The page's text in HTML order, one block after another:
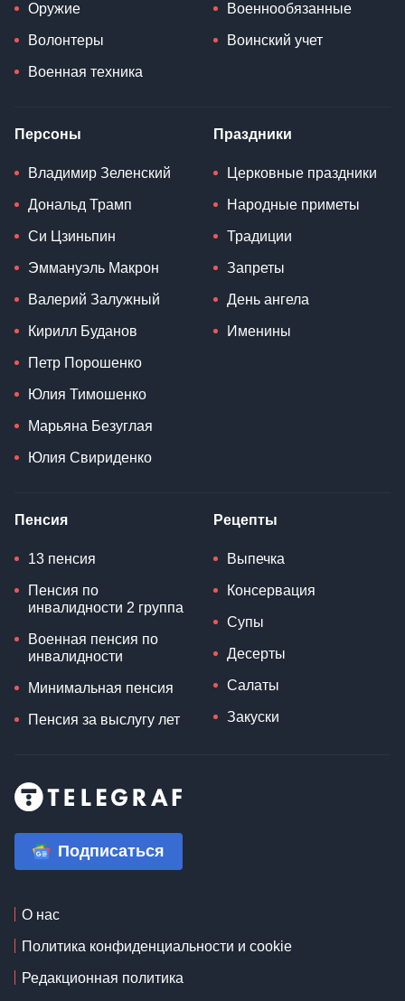
Оружие
Волонтеры
Военная техника
Военнообязанные
Воинский учет
Персоны
Владимир Зеленский
Дональд Трамп
Си Цзиньпин
Эммануэль Макрон
Валерий Залужный
Кирилл Буданов
Петр Порошенко
Юлия Тимошенко
Марьяна Безуглая
Юлия Свириденко
Праздники
Церковные праздники
Народные приметы
Традиции
Запреты
День ангела
Именины
Пенсия
13 пенсия
Пенсия по
инвалидности 2 группа
Военная пенсия по
инвалидности
Минимальная пенсия
Пенсия за выслугу лет
Рецепты
Выпечка
Консервация
Супы
Десерты
Салаты
Закуски
Подписаться
О нас
Политика конфиденциальности и cookie
Редакционная политика